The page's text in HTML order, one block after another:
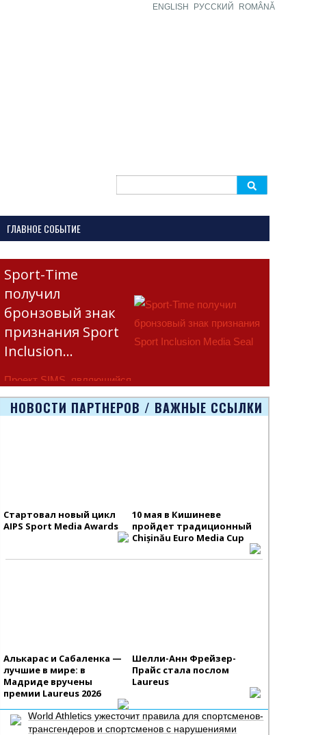
ENGLISH РУССКИЙ ROMÂNĂ
ГЛАВНОЕ СОБЫТИЕ
Sport-Time
получил
бронзовый знак
признания Sport
Inclusion…
Проект SIMS, являющийся
частью программы
Erasmus+ Европейско
НОВОСТИ ПАРТНЕРОВ / ВАЖНЫЕ ССЫЛКИ
Стартовал новый цикл
AIPS Sport Media Awards
10 мая в Кишиневе
пройдет традиционный
Chișinău Euro Media Cup
Алькарас и Сабаленка —
лучшие в мире: в
Мадриде вручены
премии Laureus 2026
Шелли-Анн Фрейзер-
Прайс стала послом
Laureus
World Athletics ужесточит правила для спортсменов-
трансгендеров и спортсменов с нарушениями